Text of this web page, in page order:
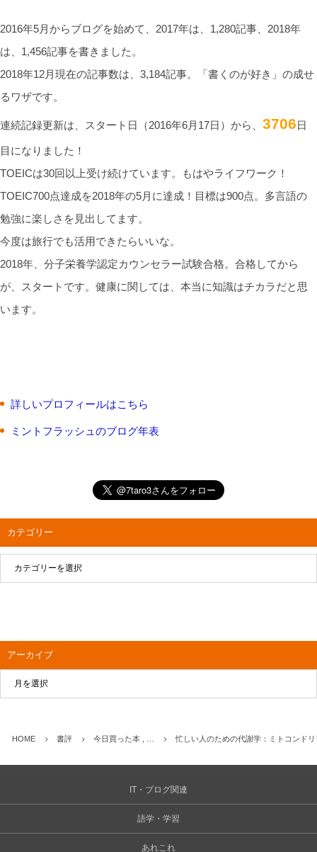
2016年5月からブログを始めて、2017年は、1,280記事、2018年
は、1,456記事を書きました。
2018年12月現在の記事数は、3,184記事。「書くのが好き」の成せ
るワザです。
連続記録更新は、スタート日（2016年6月17日）から、 3706日
目になりました！
TOEICは30回以上受け続けています。もはやライフワーク！
TOEIC700点達成を2018年の5月に達成！目標は900点。多言語の
勉強に楽しさを見出してます。
今度は旅行でも活用できたらいいな。
2018年、分子栄養学認定カウンセラー試験合格。合格してから
が、スタートです。健康に関しては、本当に知識はチカラだと思
います。
詳しいプロフィールはこちら
ミントフラッシュのブログ年表
カテゴリー
アーカイブ
HOME 書評 今日買った本 , … 忙しい人のための代謝学：ミトコンド
IT・ブログ関連
語学・学習
あれこれ